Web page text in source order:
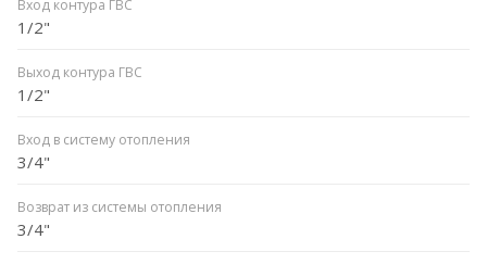
Вход контура ГВС
1/2"
Выход контура ГВС
1/2"
Вход в систему отопления
3/4"
Возврат из системы отопления
3/4"